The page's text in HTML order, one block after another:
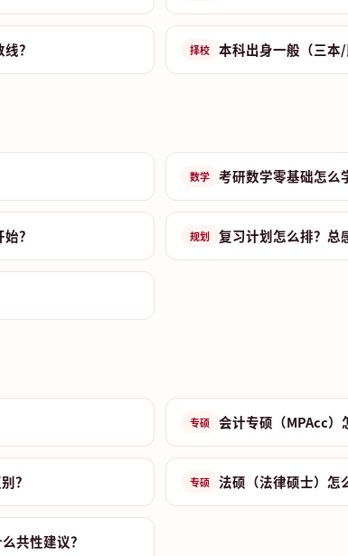
？ 择校 本科出身一般（三本
数学 考研数学零基础怎么
？ 规划 复习计划怎么排？总
专硕 会计专硕（MPAcc）
？ 专硕 法硕（法律硕士）怎
共性建议？